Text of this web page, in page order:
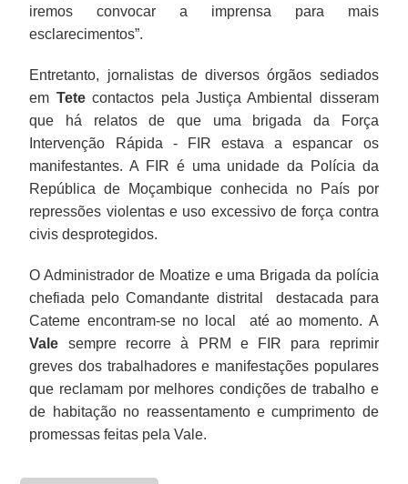
iremos convocar a imprensa para mais
esclarecimentos”.
Entretanto, jornalistas de diversos órgãos sediados
em Tetecontactos pela Justiça Ambiental disseram
que há relatos de que uma brigada da Força
Intervenção Rápida - FIR estava a espancar os
manifestantes. A FIR é uma unidade da Polícia da
República de Moçambique conhecida no País por
repressões violentas e uso excessivo de força contra
civis desprotegidos.
O Administrador de Moatize e uma Brigada da polícia
chefiada pelo Comandante distrital destacada para
Cateme encontram-se no local até ao momento. A
Vale sempre recorre à PRM e FIR para reprimir
greves dos trabalhadores e manifestações populares
que reclamam por melhores condições de trabalho e
de habitação no reassentamento e cumprimento de
promessas feitas pela Vale.